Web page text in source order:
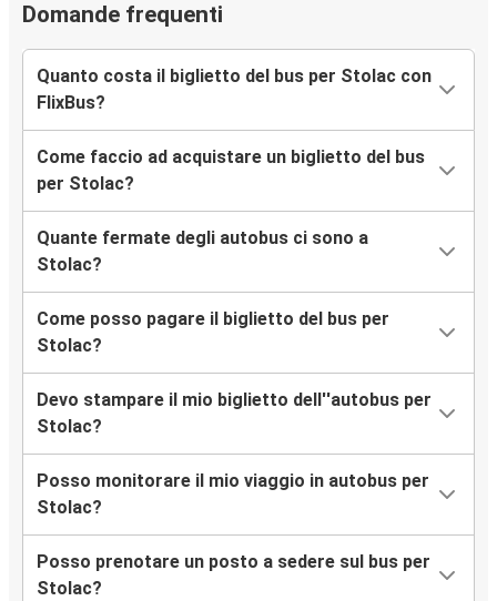
Domande frequenti
Quanto costa il biglietto del bus per Stolac con
FlixBus?
Come faccio ad acquistare un biglietto del bus
per Stolac?
Quante fermate degli autobus ci sono a
Stolac?
Come posso pagare il biglietto del bus per
Stolac?
Devo stampare il mio biglietto dell''autobus per
Stolac?
Posso monitorare il mio viaggio in autobus per
Stolac?
Posso prenotare un posto a sedere sul bus per
Stolac?